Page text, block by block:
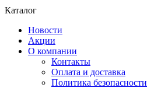
Каталог
Новости
Акции
О компании
Контакты
Оплата и доставка
Политика безопасности